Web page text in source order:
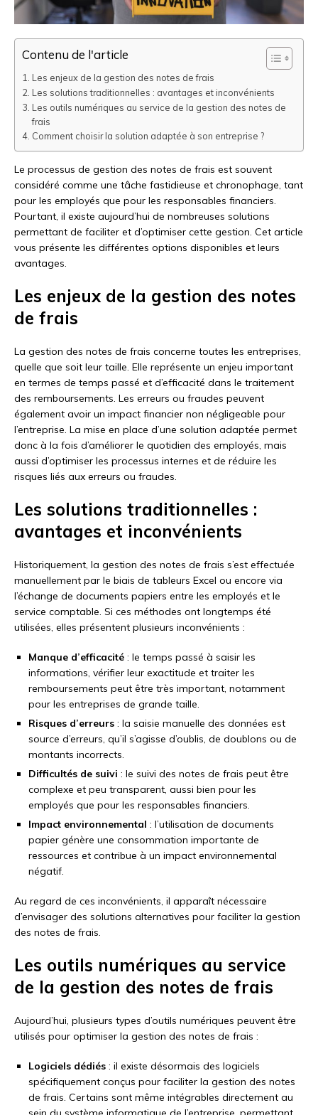
Contenu de l'article
Les enjeux de la gestion des notes de frais
Les solutions traditionnelles : avantages et inconvénients
Les outils numériques au service de la gestion des notes de
frais
Comment choisir la solution adaptée à son entreprise ?
Le processus de gestion des notes de frais est souvent
considéré comme une tâche fastidieuse et chronophage, tant
pour les employés que pour les responsables financiers.
Pourtant, il existe aujourd’hui de nombreuses solutions
permettant de faciliter et d’optimiser cette gestion. Cet article
vous présente les différentes options disponibles et leurs
avantages.
Les enjeux de la gestion des notes
de frais
La gestion des notes de frais concerne toutes les entreprises,
quelle que soit leur taille. Elle représente un enjeu important
en termes de temps passé et d’efficacité dans le traitement
des remboursements. Les erreurs ou fraudes peuvent
également avoir un impact financier non négligeable pour
l’entreprise. La mise en place d’une solution adaptée permet
donc à la fois d’améliorer le quotidien des employés, mais
aussi d’optimiser les processus internes et de réduire les
risques liés aux erreurs ou fraudes.
Les solutions traditionnelles :
avantages et inconvénients
Historiquement, la gestion des notes de frais s’est effectuée
manuellement par le biais de tableurs Excel ou encore via
l’échange de documents papiers entre les employés et le
service comptable. Si ces méthodes ont longtemps été
utilisées, elles présentent plusieurs inconvénients :
Manque d’efficacité : le temps passé à saisir les
informations, vérifier leur exactitude et traiter les
remboursements peut être très important, notamment
pour les entreprises de grande taille.
Risques d’erreurs : la saisie manuelle des données est
source d’erreurs, qu’il s’agisse d’oublis, de doublons ou de
montants incorrects.
Difficultés de suivi : le suivi des notes de frais peut être
complexe et peu transparent, aussi bien pour les
employés que pour les responsables financiers.
Impact environnemental : l’utilisation de documents
papier génère une consommation importante de
ressources et contribue à un impact environnemental
négatif.
Au regard de ces inconvénients, il apparaît nécessaire
d’envisager des solutions alternatives pour faciliter la gestion
des notes de frais.
Les outils numériques au service
de la gestion des notes de frais
Aujourd’hui, plusieurs types d’outils numériques peuvent être
utilisés pour optimiser la gestion des notes de frais :
Logiciels dédiés : il existe désormais des logiciels
spécifiquement conçus pour faciliter la gestion des notes
de frais. Certains sont même intégrables directement au